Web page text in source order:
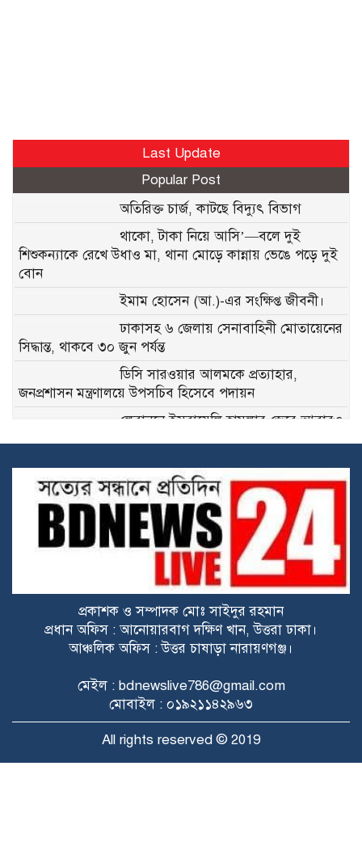
Last Update
Popular Post
অতিরিক্ত চার্জ, কাটছে বিদ্যুৎ বিভাগ
থাকো, টাকা নিয়ে আসি’—বলে দুই
শিশুকন্যাকে রেখে উধাও মা, থানা মোড়ে কান্নায় ভেঙে পড়ে দুই
বোন
ইমাম হোসেন (আ.)-এর সংক্ষিপ্ত জীবনী।
ঢাকাসহ ৬ জেলায় সেনাবাহিনী মোতায়েনের
সিদ্ধান্ত, থাকবে ৩০ জুন পর্যন্ত
ডিসি সারওয়ার আলমকে প্রত্যাহার,
জনপ্রশাসন মন্ত্রণালয়ে উপসচিব হিসেবে পদায়ন
লেবাননে ইসরায়েলি হামলার জেরে আবারও
৬০ দিনের জন্য হরমুজ প্রণালিতে টোল
মওকুফ ঘোষণা ইরানের
ইরানের সব বন্দরে নৌযান চলাচলের
অবরোধ প্রত্যাহার করল যুক্তরাষ্ট্র
নির্মাণাধীন মাদরাসার ওয়াশরুমে ‘মেইড ইন
পাকিস্তান’ লেখা রিভলবার উদ্ধার
সুইজারল্যান্ডে ইরান-যুক্তরাষ্ট্র বৈঠক বাতিল,
এমওইউ স্বাক্ষরের পর নতুন মোড়।
প্রকাশক ও সম্পাদক মোঃ সাইদুর রহমান
প্রধান অফিস : আনোয়ারবাগ দক্ষিণ খান, উত্তরা ঢাকা।
আঞ্চলিক অফিস : উত্তর চাষাড়া নারায়ণগঞ্জ।
মেইল : bdnewslive786@gmail.com
মোবাইল : ০১৯২১১৪২৯৬৩
All rights reserved © 2019